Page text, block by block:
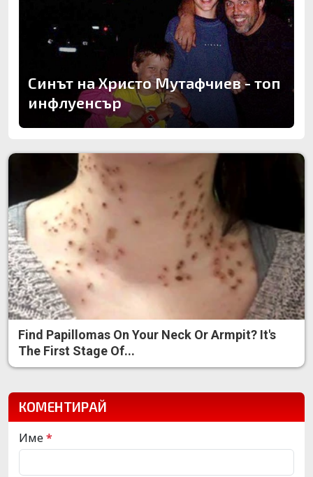
Синът на Христо Мутафчиев - топ
инфлуенсър
Find Papillomas On Your Neck Or Armpit? It's
The First Stage Of...
КОМЕНТИРАЙ
Име*